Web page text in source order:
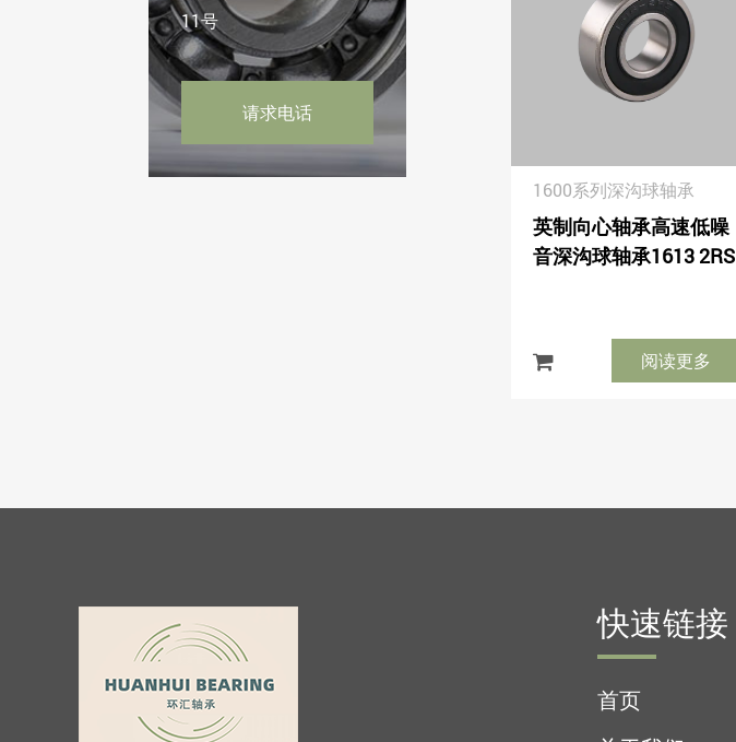
11号
请求电话
1600系列深沟球轴承
英制向心轴承高速低噪
音深沟球轴承1613 2RS
阅读更多
快速链接
首页